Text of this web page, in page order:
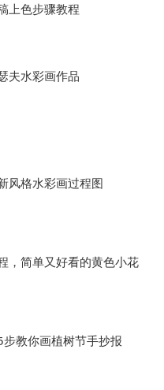
上色步骤教程
夫水彩画作品
风格水彩画过程图
，简单又好看的黄色小花
教你画植树节手抄报